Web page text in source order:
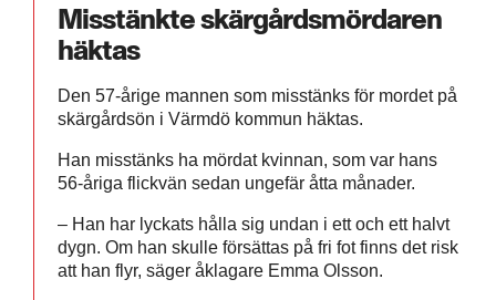
Misstänkte skärgårdsmördaren
häktas
Den 57-årige mannen som misstänks för mordet på
skärgårdsön i Värmdö kommun häktas.
Han misstänks ha mördat kvinnan, som var hans
56-åriga flickvän sedan ungefär åtta månader.
– Han har lyckats hålla sig undan i ett och ett halvt
dygn. Om han skulle försättas på fri fot finns det risk
att han flyr, säger åklagare Emma Olsson.